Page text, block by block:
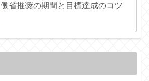
働省推奨の期間と目標達成のコツ